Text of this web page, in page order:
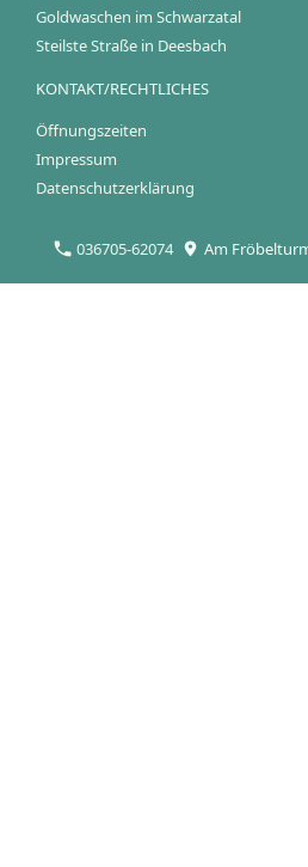
Goldwaschen im Schwarzatal
Steilste Straße in Deesbach
KONTAKT/RECHTLICHES
Öffnungszeiten
Impressum
Datenschutzerklärung
036705-62074 Am